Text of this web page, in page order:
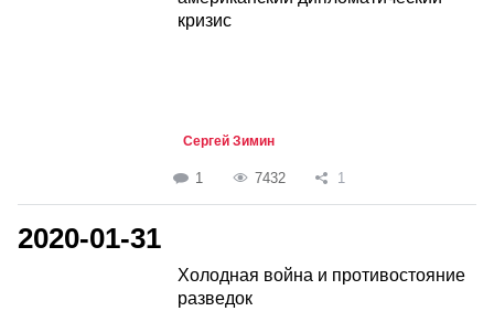
кризис
Сергей Зимин
1 7432 1
2020-01-31
Холодная война и противостояние
разведок